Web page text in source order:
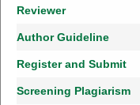
Reviewer
Author Guideline
Register and Submit
Screening Plagiarism